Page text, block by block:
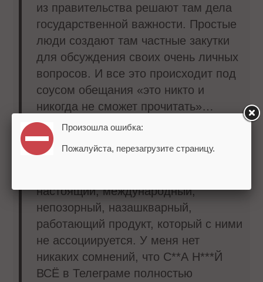
из правительства решают там дела
государственной важности. Простые
люди создают там частные закутки
для обсуждения своих очень личных
вопросов. И все это происходит под
соусом обещания «это никто и
никогда не сможет прочитать»…
И в этом месте я хотел бы пожать
руку российским спецслужбам за то,
настоящий, международный,
непозорный, назашкварный,
работающий продукт, который с ними
не ассоциируется. У меня нет
никаких сомнений, что С**А Н***Й
ВСЁ в Телеграме полностью
Произошла ошибка:
Пожалуйста, перезагрузите страницу.